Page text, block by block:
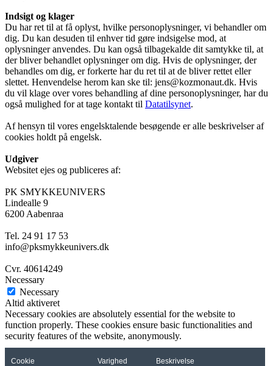
Indsigt og klager
Du har ret til at få oplyst, hvilke personoplysninger, vi behandler om
dig. Du kan desuden til enhver tid gøre indsigelse mod, at
oplysninger anvendes. Du kan også tilbagekalde dit samtykke til, at
der bliver behandlet oplysninger om dig. Hvis de oplysninger, der
behandles om dig, er forkerte har du ret til at de bliver rettet eller
slettet. Henvendelse herom kan ske til: jens@kozmonaut.dk. Hvis
du vil klage over vores behandling af dine personoplysninger, har du
også mulighed for at tage kontakt til Datatilsynet.
Af hensyn til vores engelsktalende besøgende er alle beskrivelser af
cookies holdt på engelsk.
Udgiver
Websitet ejes og publiceres af:
PK SMYKKEUNIVERS
Lindealle 9
6200 Aabenraa
Tel. 24 91 17 53
info@pksmykkeunivers.dk
Cvr. 40614249
Necessary
Necessary
Altid aktiveret
Necessary cookies are absolutely essential for the website to
function properly. These cookies ensure basic functionalities and
security features of the website, anonymously.
Cookie Varighed Beskrivelse